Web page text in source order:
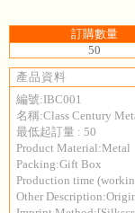
訂購數量
50
產品資料
編號:IBC001
名稱:Class Century
最低起訂量 : 50
Product Material:Metal
Packing:Gift Box
Production time
Other